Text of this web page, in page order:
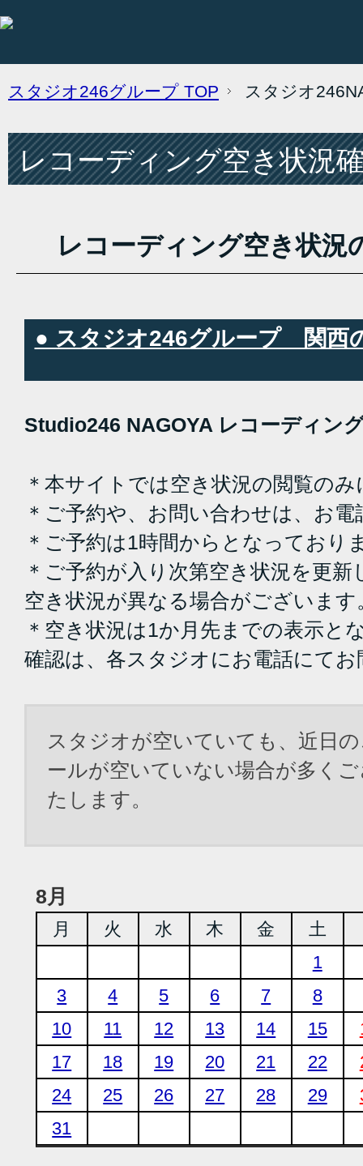
スタジオ246グループ TOP スタジオ
レコーディング空き状況
レコーディング空き状況
● スタジオ246グループ 関西
Studio246 NAGOYA レコーディン
＊本サイトでは空き状況の閲覧の
＊ご予約や、お問い合わせは、お
＊ご予約は1時間からとなっており
＊ご予約が入り次第空き状況を更
空き状況が異なる場合がございます
＊空き状況は1か月先までの表示と
確認は、各スタジオにお電話にて
スタジオが空いていても、近日
ールが空いていない場合が多く
たします。
8月
月 火 水 木 金 土
1
3
4 5 6 7
8
10
11 12 13 14 15
17
18 19 20 21 22
24
25 26 27 28 29
31